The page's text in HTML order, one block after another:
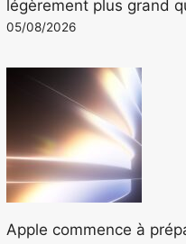
légèrement plus grand
05/08/2026
Apple commence à